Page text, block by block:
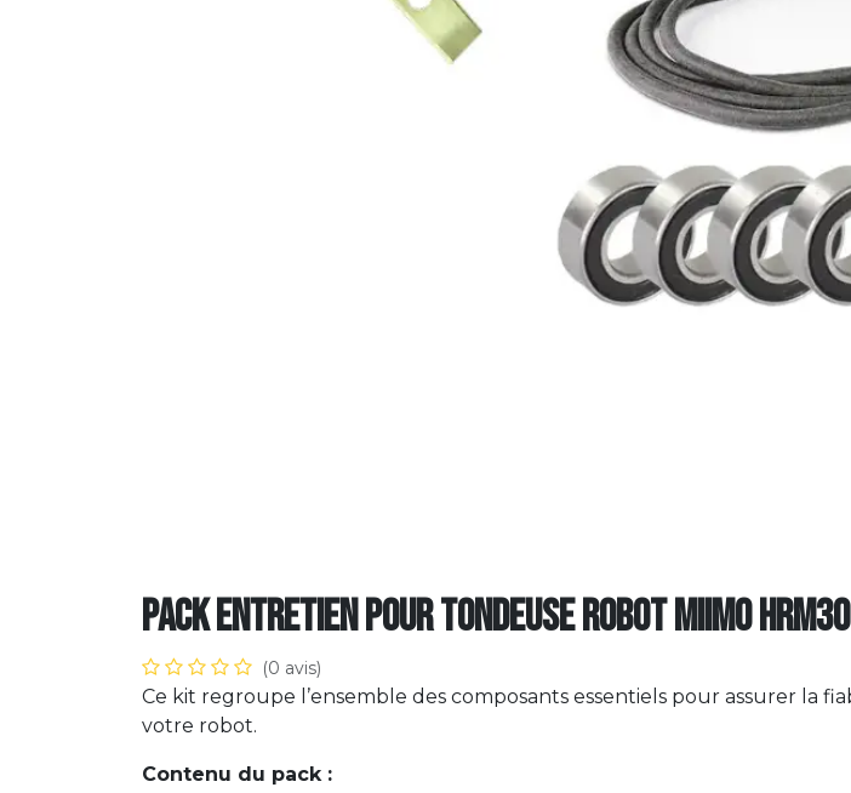
Pack Entretien pour tondeuse robot Miimo
(0 avis)
Ce kit regroupe l’ensemble des composants essentiels pour assurer la
votre robot.
Contenu du pack :